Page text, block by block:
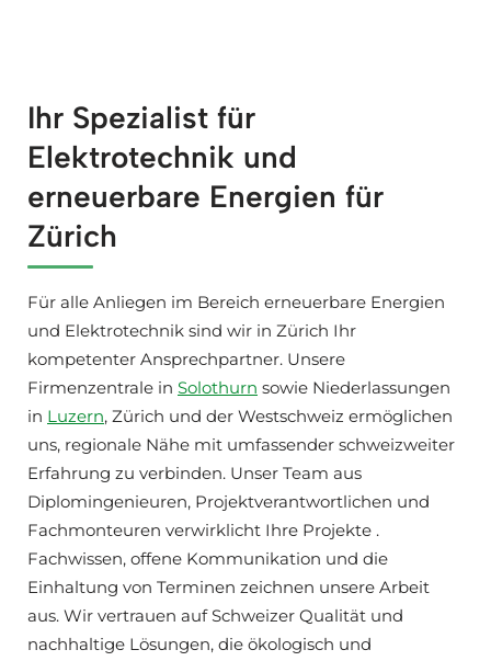
Ihr Spezialist für
Elektrotechnik und
erneuerbare Energien für
Zürich
Für alle Anliegen im Bereich erneuerbare Energien
und Elektrotechnik sind wir in Zürich Ihr
kompetenter Ansprechpartner. Unsere
Firmenzentrale in Solothurn sowie Niederlassungen
in Luzern, Zürich und der Westschweiz ermöglichen
uns, regionale Nähe mit umfassender schweizweiter
Erfahrung zu verbinden. Unser Team aus
Diplomingenieuren, Projektverantwortlichen und
Fachmonteuren verwirklicht Ihre Projekte .
Fachwissen, offene Kommunikation und die
Einhaltung von Terminen zeichnen unsere Arbeit
aus. Wir vertrauen auf Schweizer Qualität und
nachhaltige Lösungen, die ökologisch und